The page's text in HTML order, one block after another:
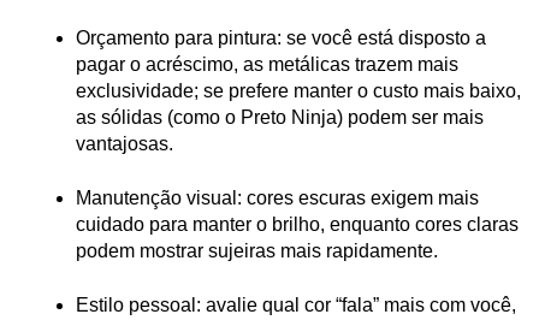
Orçamento para pintura: se você está disposto a
pagar o acréscimo, as metálicas trazem mais
exclusividade; se prefere manter o custo mais baixo,
as sólidas (como o Preto Ninja) podem ser mais
vantajosas.
Manutenção visual: cores escuras exigem mais
cuidado para manter o brilho, enquanto cores claras
podem mostrar sujeiras mais rapidamente.
Estilo pessoal: avalie qual cor “fala” mais com você,